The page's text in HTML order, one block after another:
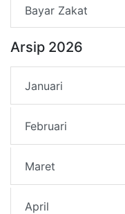
Bayar Zakat
Arsip 2026
Januari
Februari
Maret
April